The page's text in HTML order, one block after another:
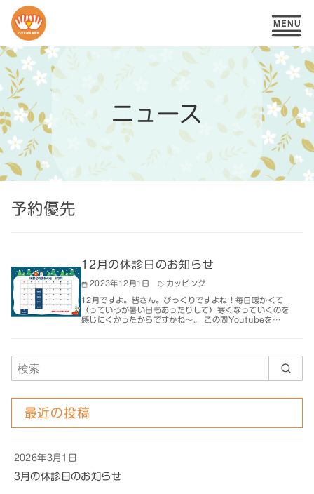
コ
ン
テ
ン
ツ
へ
ニュース
予約優先
12月の休診日のお知らせ
2023年12月1日 カッピング
12月ですよ。皆さん。びっくりですよね！毎日暖かくて
（っていうか暑い日もあったりして）寒くなっていくのを
感じにくかったからですかね～。 この間Youtubeを…
最近の投稿
3月の休診日のお知らせ
2026年3月1日